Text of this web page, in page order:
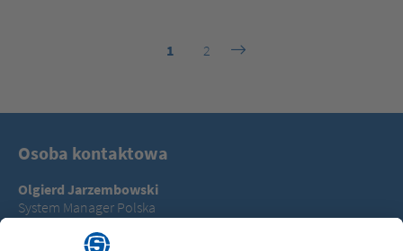
1 2
Osoba kontaktowa
Olgierd Jarzembowski
System Manager Polska